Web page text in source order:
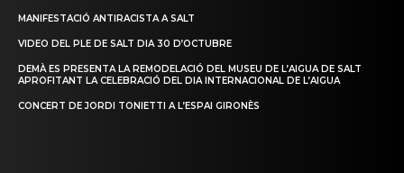
MANIFESTACIÓ ANTIRACISTA A SALT
VIDEO DEL PLE DE SALT DIA 30 D’OCTUBRE
DEMÀ ES PRESENTA LA REMODELACIÓ DEL MUSEU DE L’AIGUA DE SALT
APROFITANT LA CELEBRACIÓ DEL DIA INTERNACIONAL DE L’AIGUA
CONCERT DE JORDI TONIETTI A L’ESPAI GIRONÈS